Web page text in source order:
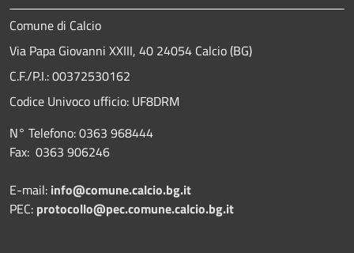
Comune di Calcio
Via Papa Giovanni XXIII, 40 24054 Calcio (BG)
C.F./P.I.: 00372530162
Codice Univoco ufficio: UF8DRM
N° Telefono: 0363 968444
Fax: 0363 906246
E-mail: info@comune.calcio.bg.it
PEC: protocollo@pec.comune.calcio.bg.it